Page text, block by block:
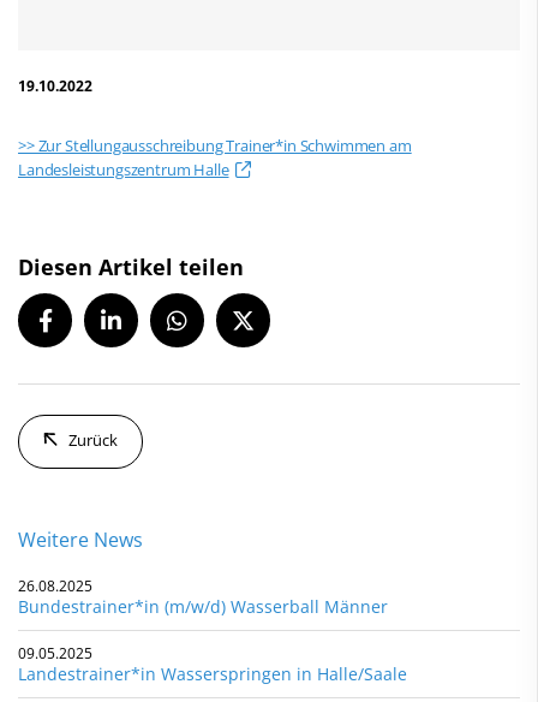
19.10.2022
>> Zur Stellungausschreibung Trainer*in Schwimmen am
Landesleistungszentrum Halle
Diesen Artikel teilen
Zurück
Weitere News
26.08.2025
Bundestrainer*in (m/w/d) Wasserball Männer
09.05.2025
Landestrainer*in Wasserspringen in Halle/Saale